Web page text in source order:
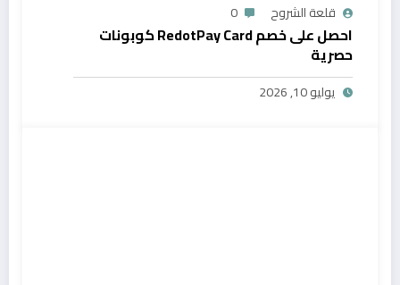
قلعة الشروح 0
احصل على خصم RedotPay Card كوبونات
حصرية
يوليو 10, 2026